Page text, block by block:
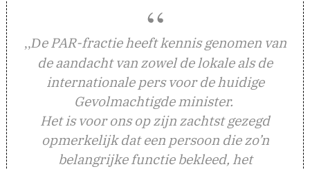
,,De PAR-fractie heeft kennis genomen van
de aandacht van zowel de lokale als de
internationale pers voor de huidige
Gevolmachtigde minister.
Het is voor ons op zijn zachtst gezegd
opmerkelijk dat een persoon die zo’n
belangrijke functie bekleed, het